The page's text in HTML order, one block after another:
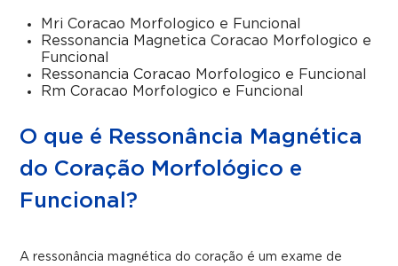
Mri Coracao Morfologico e Funcional
Ressonancia Magnetica Coracao Morfologico e
Funcional
Ressonancia Coracao Morfologico e Funcional
Rm Coracao Morfologico e Funcional
O que é Ressonância Magnética
do Coração Morfológico e
Funcional?
A ressonância magnética do coração é um exame de